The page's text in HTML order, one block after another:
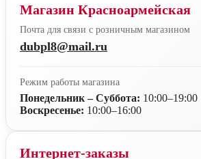
Магазин Красноармейская
Почта для связи с розничным магазином
dubpl8@mail.ru
Режим работы магазина
Понедельник – Суббота: 10:00–19:00
Воскресенье: 10:00–16:00
Интернет-заказы